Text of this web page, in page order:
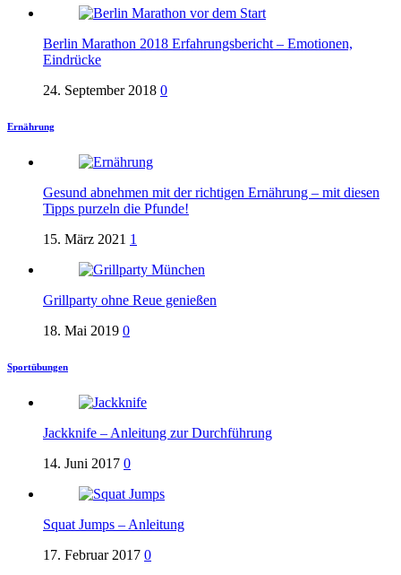
Berlin Marathon 2018 Erfahrungsbericht – Emotionen,
Eindrücke
24. September 2018 0
Ernährung
Gesund abnehmen mit der richtigen Ernährung – mit diesen
Tipps purzeln die Pfunde!
15. März 2021 1
Grillparty ohne Reue genießen
18. Mai 2019 0
Sportübungen
Jackknife – Anleitung zur Durchführung
14. Juni 2017 0
Squat Jumps – Anleitung
17. Februar 2017 0